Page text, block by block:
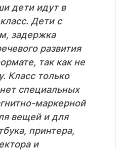
дети идут в
Дети с
задержка
развития
так как не
Класс только
специальных
маркерной
вещей и для
принтера,
и